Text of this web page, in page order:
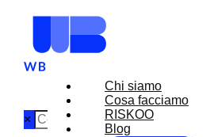
Chi siamo
Cosa facciamo
RISKOO
Blog
×